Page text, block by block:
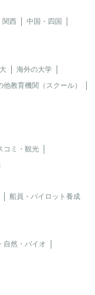
関西
中国・四国
海外の大学
他教育機関（スクール）
コミ・観光
船員・パイロット養成
自然・バイオ